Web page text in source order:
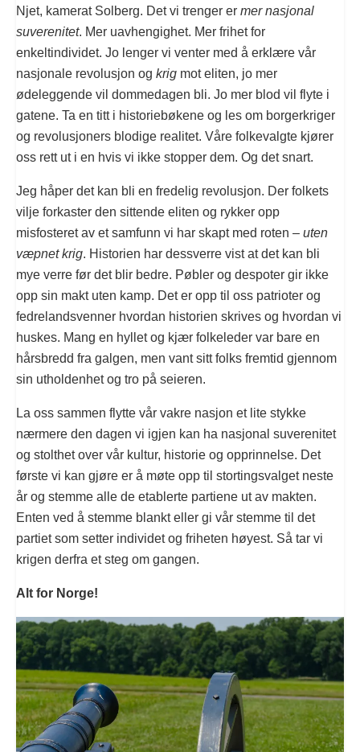
Njet, kamerat Solberg. Det vi trenger er mer nasjonal
suverenitet. Mer uavhengighet. Mer frihet for
enkeltindividet. Jo lenger vi venter med å erklære vår
nasjonale revolusjon og krig mot eliten, jo mer
ødeleggende vil dommedagen bli. Jo mer blod vil flyte i
gatene. Ta en titt i historiebøkene og les om borgerkriger
og revolusjoners blodige realitet. Våre folkevalgte kjører
oss rett ut i en hvis vi ikke stopper dem. Og det snart.
Jeg håper det kan bli en fredelig revolusjon. Der folkets
vilje forkaster den sittende eliten og rykker opp
misfosteret av et samfunn vi har skapt med roten – uten
væpnet krig. Historien har dessverre vist at det kan bli
mye verre før det blir bedre. Pøbler og despoter gir ikke
opp sin makt uten kamp. Det er opp til oss patrioter og
fedrelandsvenner hvordan historien skrives og hvordan vi
huskes. Mang en hyllet og kjær folkeleder var bare en
hårsbredd fra galgen, men vant sitt folks fremtid gjennom
sin utholdenhet og tro på seieren.
La oss sammen flytte vår vakre nasjon et lite stykke
nærmere den dagen vi igjen kan ha nasjonal suverenitet
og stolthet over vår kultur, historie og opprinnelse. Det
første vi kan gjøre er å møte opp til stortingsvalget neste
år og stemme alle de etablerte partiene ut av makten.
Enten ved å stemme blankt eller gi vår stemme til det
partiet som setter individet og friheten høyest. Så tar vi
krigen derfra et steg om gangen.
Alt for Norge!